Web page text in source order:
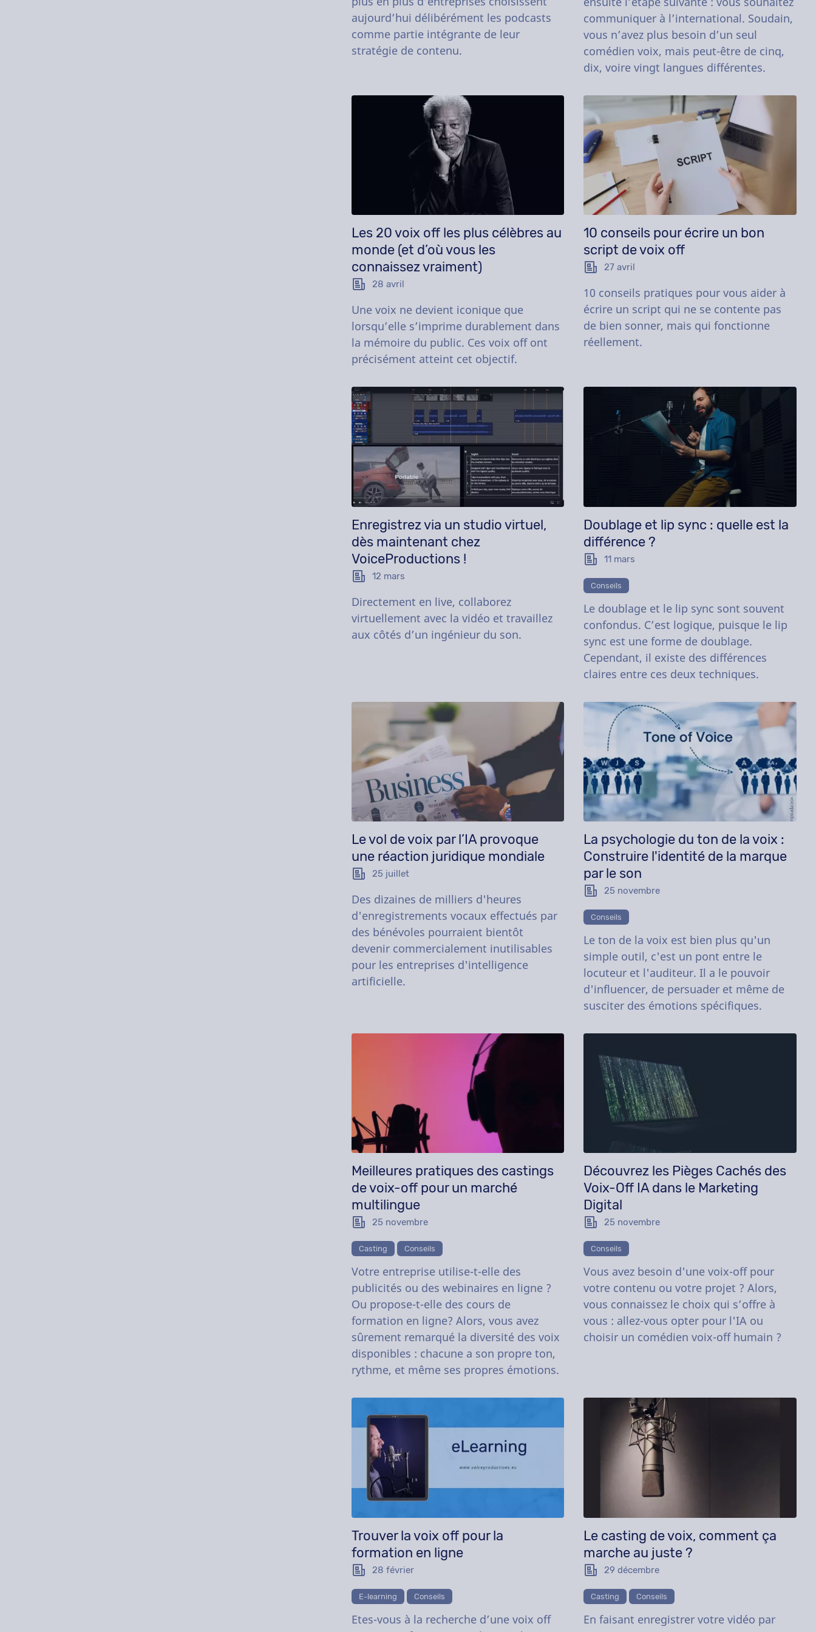
aujourd’hui délibérément les podcasts
comme partie intégrante de leur
stratégie de contenu.
communiquer à l’international. Soudain,
vous n’avez plus besoin d’un seul
comédien voix, mais peut-être de cinq,
dix, voire vingt langues différentes.
Les 20 voix off les plus célèbres au
monde (et d’où vous les
connaissez vraiment)
28 avril
Une voix ne devient iconique que
lorsqu’elle s’imprime durablement dans
la mémoire du public. Ces voix off ont
précisément atteint cet objectif.
10 conseils pour écrire un bon
script de voix off
27 avril
10 conseils pratiques pour vous aider à
écrire un script qui ne se contente pas
de bien sonner, mais qui fonctionne
réellement.
Enregistrez via un studio virtuel,
dès maintenant chez
VoiceProductions !
12 mars
Directement en live, collaborez
virtuellement avec la vidéo et travaillez
aux côtés d’un ingénieur du son.
Doublage et lip sync : quelle est la
différence ?
11 mars
Conseils
Le doublage et le lip sync sont souvent
confondus. C’est logique, puisque le lip
sync est une forme de doublage.
Cependant, il existe des différences
claires entre ces deux techniques.
Le vol de voix par l’IA provoque
une réaction juridique mondiale
25 juillet
Des dizaines de milliers d'heures
d'enregistrements vocaux effectués par
des bénévoles pourraient bientôt
devenir commercialement inutilisables
pour les entreprises d'intelligence
artificielle.
La psychologie du ton de la voix :
Construire l'identité de la marque
par le son
25 novembre
Conseils
Le ton de la voix est bien plus qu'un
simple outil, c'est un pont entre le
locuteur et l'auditeur. Il a le pouvoir
d'influencer, de persuader et même de
susciter des émotions spécifiques.
Meilleures pratiques des castings
de voix-off pour un marché
multilingue
25 novembre
Casting Conseils
Votre entreprise utilise-t-elle des
publicités ou des webinaires en ligne ?
Ou propose-t-elle des cours de
formation en ligne? Alors, vous avez
sûrement remarqué la diversité des voix
disponibles : chacune a son propre ton,
rythme, et même ses propres émotions.
Découvrez les Pièges Cachés des
Voix-Off IA dans le Marketing
Digital
25 novembre
Conseils
Vous avez besoin d'une voix-off pour
votre contenu ou votre projet ? Alors,
vous connaissez le choix qui s’offre à
vous : allez-vous opter pour l'IA ou
choisir un comédien voix-off humain ?
Trouver la voix off pour la
formation en ligne
28 février
E-learning Conseils
Etes-vous à la recherche d’une voix off
Le casting de voix, comment ça
marche au juste ?
29 décembre
Casting Conseils
En faisant enregistrer votre vidéo par